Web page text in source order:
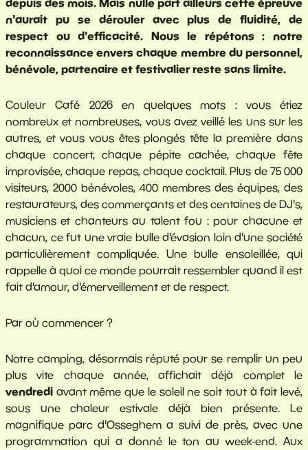
depuis des mois. Mais nulle part ailleurs cette épreuve
n'aurait pu se dérouler avec plus de fluidité, de
respect ou d'efficacité. Nous le répétons : notre
reconnaissance envers chaque membre du personnel,
bénévole, partenaire et festivalier reste sans limite.
Couleur Café 2026 en quelques mots : vous étiez
nombreux et nombreuses, vous avez veillé les uns sur les
autres, et vous vous êtes plongés tête la première dans
chaque concert, chaque pépite cachée, chaque fête
improvisée, chaque repas, chaque cocktail. Plus de 75 000
visiteurs, 2000 bénévoles, 400 membres des équipes, des
restaurateurs, des commerçants et des centaines de DJ's,
musiciens et chanteurs au talent fou : pour chacune et
chacun, ce fut une vraie bulle d'évasion loin d'une société
particulièrement compliquée. Une bulle ensoleillée, qui
rappelle à quoi ce monde pourrait ressembler quand il est
fait d'amour, d'émerveillement et de respect.
Par où commencer ?
Notre camping, désormais réputé pour se remplir un peu
plus vite chaque année, affichait déjà complet le
vendredi avant même que le soleil ne soit tout à fait levé,
sous une chaleur estivale déjà bien présente. Le
magnifique parc d'Osseghem a suivi de près, avec une
programmation qui a donné le ton au week-end. Aux